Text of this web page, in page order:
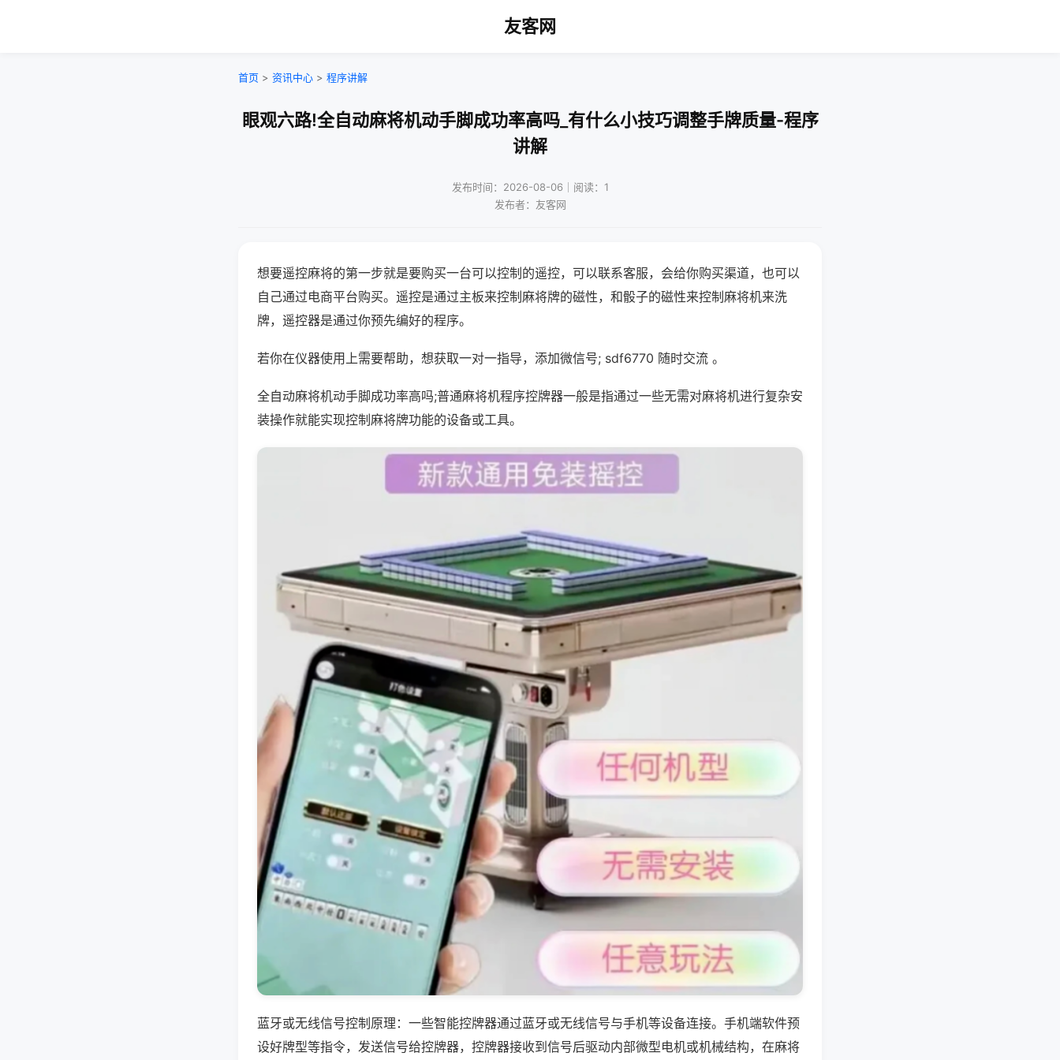
友客网
首页 > 资讯中心 > 程序讲解
眼观六路!全自动麻将机动手脚成功率高吗_有什么小技巧调整手牌质量-程序
讲解
发布时间：2026-08-06｜阅读：1
发布者：友客网
想要遥控麻将的第一步就是要购买一台可以控制的遥控，可以联系客服，会给你购买渠道，也可以
自己通过电商平台购买。遥控是通过主板来控制麻将牌的磁性，和骰子的磁性来控制麻将机来洗
牌，遥控器是通过你预先编好的程序。
若你在仪器使用上需要帮助，想获取一对一指导，添加微信号; sdf6770 随时交流 。
全自动麻将机动手脚成功率高吗;普通麻将机程序控牌器一般是指通过一些无需对麻将机进行复杂安
装操作就能实现控制麻将牌功能的设备或工具。
蓝牙或无线信号控制原理：一些智能控牌器通过蓝牙或无线信号与手机等设备连接。手机端软件预
设好牌型等指令，发送信号给控牌器，控牌器接收到信号后驱动内部微型电机或机械结构，在麻将